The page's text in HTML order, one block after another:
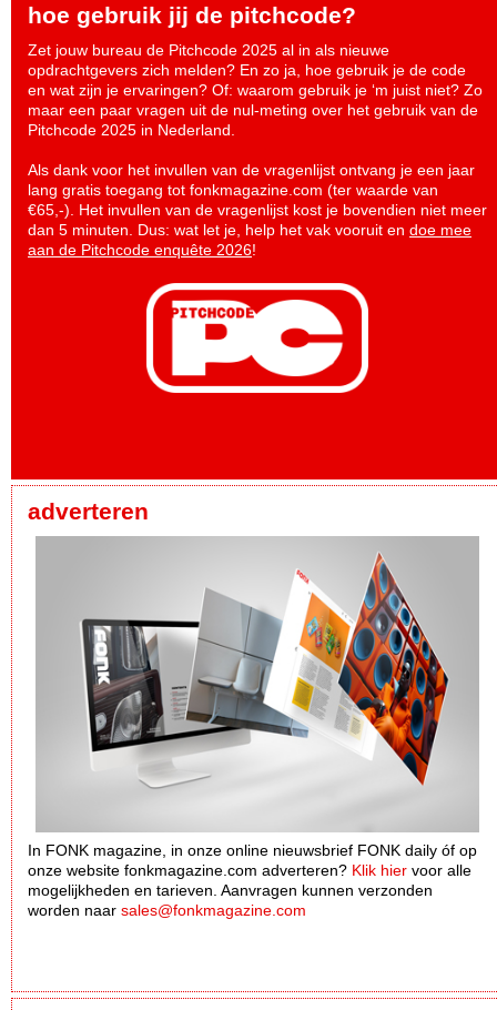
hoe gebruik jij de pitchcode?
Zet jouw bureau de Pitchcode 2025 al in als nieuwe
opdrachtgevers zich melden? En zo ja, hoe gebruik je de code
en wat zijn je ervaringen? Of: waarom gebruik je ‘m juist niet? Zo
maar een paar vragen uit de nul-meting over het gebruik van de
Pitchcode 2025 in Nederland.
Als dank voor het invullen van de vragenlijst ontvang je een jaar
lang gratis toegang tot fonkmagazine.com (ter waarde van
€65,-). Het invullen van de vragenlijst kost je bovendien niet meer
dan 5 minuten. Dus: wat let je, help het vak vooruit en doe mee
aan de Pitchcode enquête 2026!
adverteren
In FONK magazine, in onze online nieuwsbrief FONK daily óf op
onze website fonkmagazine.com adverteren? Klik hier voor alle
mogelijkheden en tarieven. Aanvragen kunnen verzonden
worden naar sales@fonkmagazine.com